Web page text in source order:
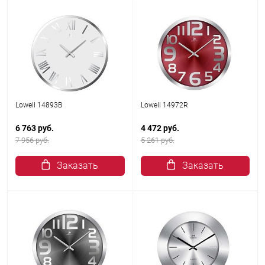
Lowell 14893B
6 763 руб.
7 956 руб.
Заказать
Lowell 14972R
4 472 руб.
5 261 руб.
Заказать